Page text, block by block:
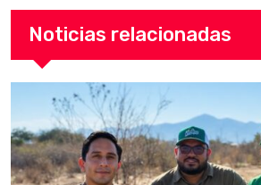
Noticias relacionadas